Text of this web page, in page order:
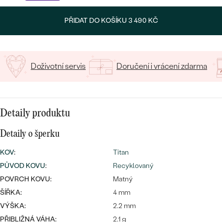
Nejprodávanější
snubní prsteny
DRAHOKAM
ZLATO
STŘÍBRO
S DRAHOKAMY
S PERLAMI
DLE STYLU
PERSONALIZOVANÉ
MINIMALISTICKÉ
PODLE PŘÍLEŽITOSTI
PODLE BARVY
Nejprodávanější
CENOVĚ DOSTUPNÉ
CENOVĚ DOSTUPNÉ
/ 15 ZNAKŮ
PŘIDAT DO KOŠÍKU 3 490 KČ
Doživotní servis Doručení i vrácení zdarma
Detaily produktu
Detaily o šperku
KOV:
Titan
PŮVOD KOVU:
Recyklovaný
POVRCH KOVU:
Matný
ŠÍŘKA:
4 mm
VÝŠKA:
2.2 mm
PŘIBLIŽNÁ VÁHA:
2.1 g